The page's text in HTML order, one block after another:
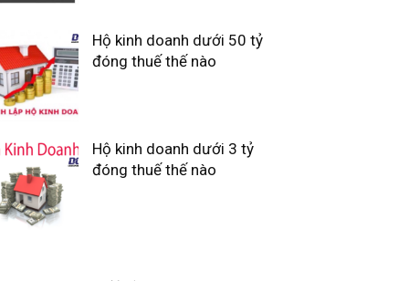
Hộ kinh doanh dưới 50 tỷ
đóng thuế thế nào
Hộ kinh doanh dưới 3 tỷ
đóng thuế thế nào